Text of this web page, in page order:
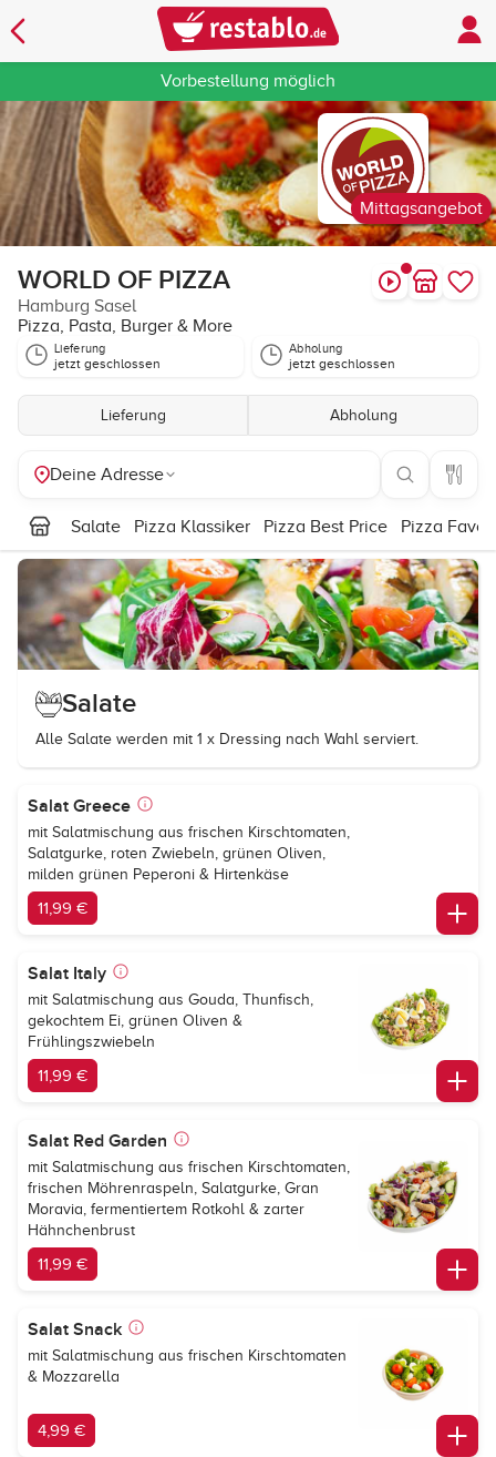
Vorbestellung möglich
Mittagsangebot
WORLD OF PIZZA
Hamburg Sasel
Pizza, Pasta, Burger & More
Lieferung
jetzt geschlossen
Abholung
jetzt geschlossen
Lieferung Abholung
Deine Adresse
Salate Pizza Klassiker Pizza Best Price Pizza
Salate
Alle Salate werden mit 1 x Dressing nach Wahl serviert.
Salat Greece
mit Salatmischung aus frischen Kirschtomaten,
Salatgurke, roten Zwiebeln, grünen Oliven,
milden grünen Peperoni & Hirtenkäse
11,99 €
Salat Italy
mit Salatmischung aus Gouda, Thunfisch,
gekochtem Ei, grünen Oliven &
Frühlingszwiebeln
11,99 €
Salat Red Garden
mit Salatmischung aus frischen Kirschtomaten,
frischen Möhrenraspeln, Salatgurke, Gran
Moravia, fermentiertem Rotkohl & zarter
Hähnchenbrust
11,99 €
Salat Snack
mit Salatmischung aus frischen Kirschtomaten
& Mozzarella
4,99 €